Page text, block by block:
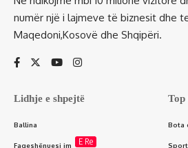
numër një i lajmeve të biznesit dhe
Maqedoni,Kosovë dhe Shqipëri.
Lidhje e shpejtë
Ballina
Faqeshënuesi im E Re
Bota
Sport